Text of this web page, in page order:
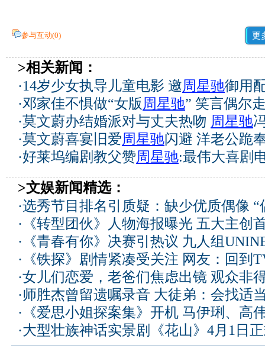
参与互动(0) 更
>相关新闻：
·14岁少女执导儿童电影 邀周星驰御用
·邓家佳不惧做“女版周星驰” 笑言偶尔
·莫文蔚办结婚派对与丈夫热吻 周星驰
·莫文蔚喜宴旧爱周星驰闪避 洋老公跪
·好莱坞编剧教父赞周星驰:最伟大喜剧
>文娱新闻精选：
·选秀节目排名引质疑：缺少优质偶像 “
· 《转型团伙》人物海报曝光 五大主创
· 《青春有你》决赛引热议 九人组
· 《铁探》剧情紧凑受关注 网友：回到
·女儿们恋爱，老爸们焦虑出镜 观众非
·师胜杰曾留遗嘱录音 大徒弟：会找适
· 《爱思小姐探案集》开机 马伊琍、高
·大型壮族神话实景剧《花山》4月1日